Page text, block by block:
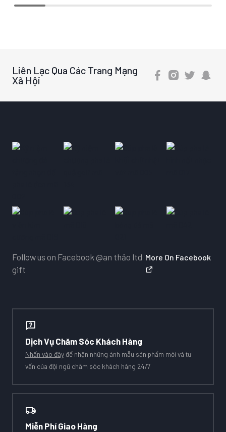
Liên Lạc Qua Các Trang Mạng
Xã Hội
Follow us on Facebook @an thảo ltd
gift
More On Facebook
Dịch Vụ Chăm Sóc Khách Hàng
Nhấn vào đây để nhận những ảnh mẫu sản phẩm mới và tư
vấn của đội ngũ chăm sóc khách hàng 24/7
Miễn Phí Giao Hàng